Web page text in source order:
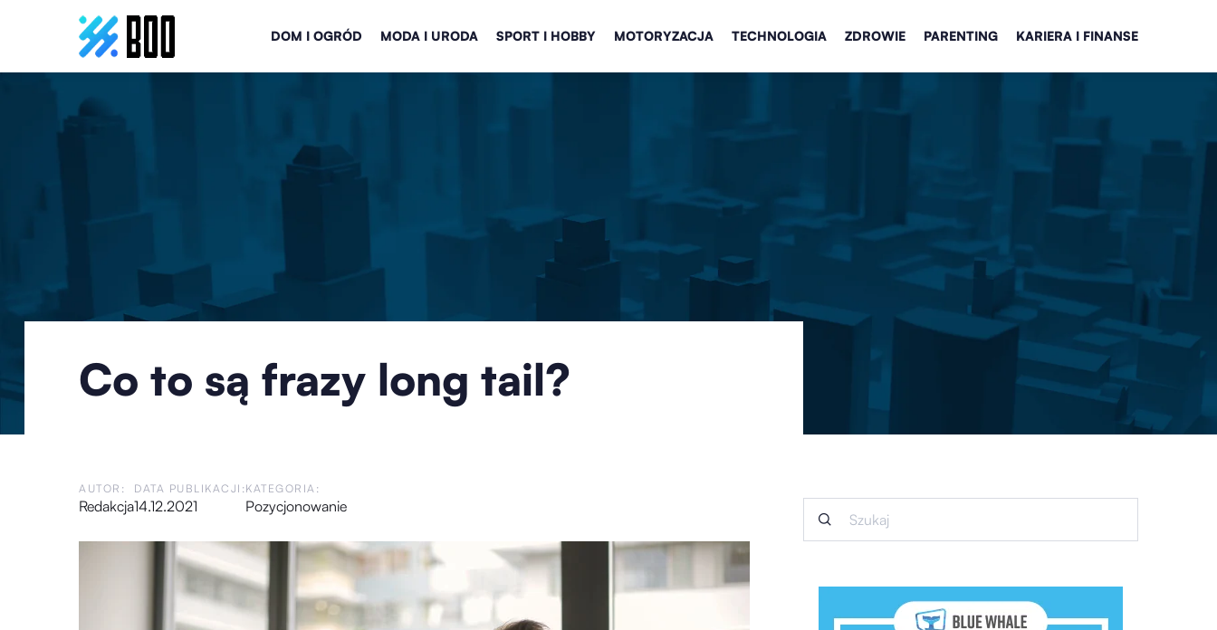
DOM I OGRÓD MODA I URODA SPORT I HOBBY MOTORYZACJA TECHNOLOGIA ZDROWIE PARENTING KARIERA I FINANSE
Co to są frazy long tail?
AUTOR:
Redakcja
DATA PUBLIKACJI:
14.12.2021
KATEGORIA:
Pozycjonowanie